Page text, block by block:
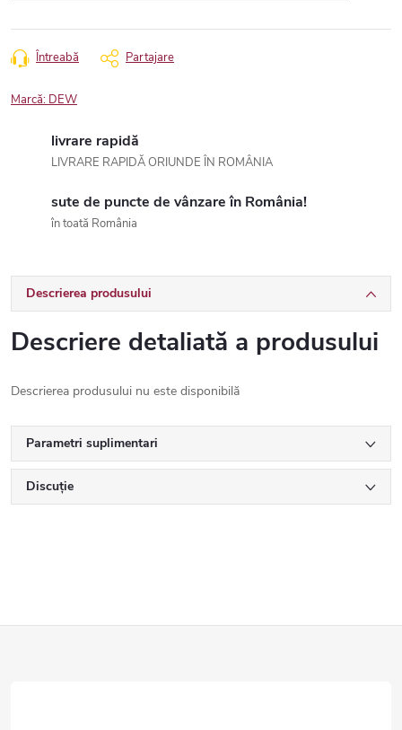
Întreabă Partajare
Marcă: DEW
livrare rapidă
LIVRARE RAPIDĂ ORIUNDE ÎN ROMÂNIA
sute de puncte de vânzare în România!
în toată România
Descrierea produsului
Descriere detaliată a produsului
Descrierea produsului nu este disponibilă
Parametri suplimentari
Discuţie